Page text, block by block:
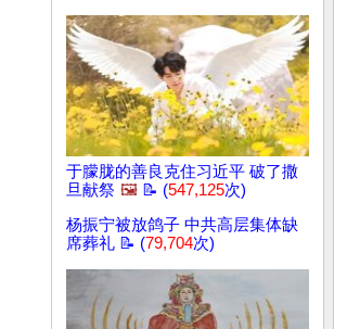
于朦胧的善良克住习近平 破了撒
旦献祭 🖼️ 📝 (547,125次)
杨振宁被放鸽子 中共高层集体缺
席葬礼 📝 (79,704次)